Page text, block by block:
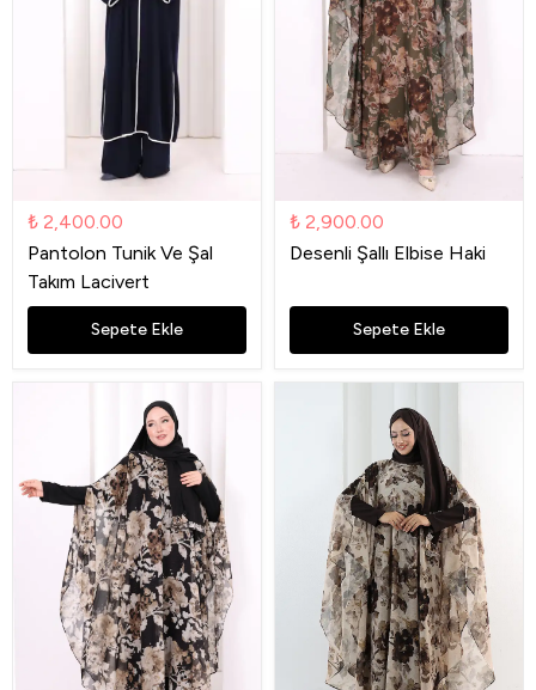
₺ 2,400.00
Pantolon Tunik Ve Şal
Takım Lacivert
Sepete Ekle
₺ 2,900.00
Desenli Şallı Elbise Haki
Sepete Ekle